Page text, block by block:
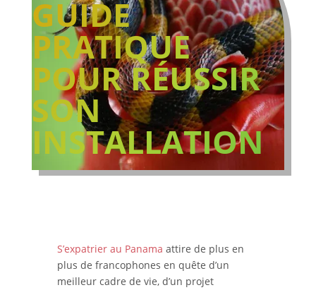
GUIDE
PRATIQUE
POUR RÉUSSIR
SON
INSTALLATION
S’expatrier au Panama attire de plus en
plus de francophones en quête d’un
meilleur cadre de vie, d’un projet